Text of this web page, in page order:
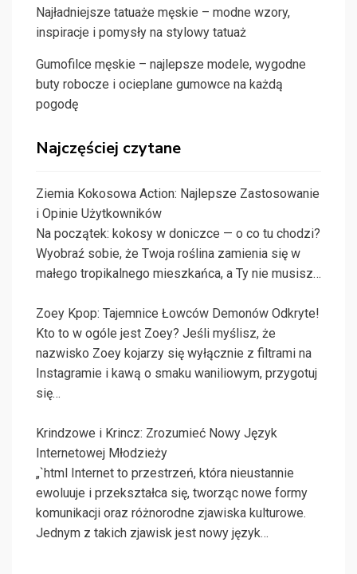
Najładniejsze tatuaże męskie – modne wzory,
inspiracje i pomysły na stylowy tatuaż
Gumofilce męskie – najlepsze modele, wygodne
buty robocze i ocieplane gumowce na każdą
pogodę
Najczęściej czytane
Ziemia Kokosowa Action: Najlepsze Zastosowanie
i Opinie Użytkowników
Na początek: kokosy w doniczce — o co tu chodzi?
Wyobraź sobie, że Twoja roślina zamienia się w
małego tropikalnego mieszkańca, a Ty nie musisz…
Zoey Kpop: Tajemnice Łowców Demonów Odkryte!
Kto to w ogóle jest Zoey? Jeśli myślisz, że
nazwisko Zoey kojarzy się wyłącznie z filtrami na
Instagramie i kawą o smaku waniliowym, przygotuj
się…
Krindzowe i Krincz: Zrozumieć Nowy Język
Internetowej Młodzieży
„`html Internet to przestrzeń, która nieustannie
ewoluuje i przekształca się, tworząc nowe formy
komunikacji oraz różnorodne zjawiska kulturowe.
Jednym z takich zjawisk jest nowy język…